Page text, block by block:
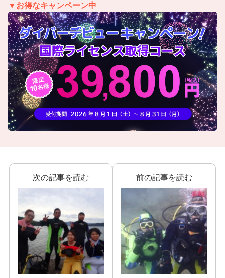
▼お得なキャンペーン中
次の記事を読む 前の記事を読む